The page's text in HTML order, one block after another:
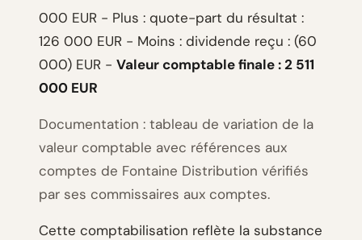
000 EUR - Plus : quote-part du résultat :
126 000 EUR - Moins : dividende reçu : (60
000) EUR - Valeur comptable finale : 2 511
000 EUR
Documentation : tableau de variation de la
valeur comptable avec références aux
comptes de Fontaine Distribution vérifiés
par ses commissaires aux comptes.
Cette comptabilisation reflète la substance